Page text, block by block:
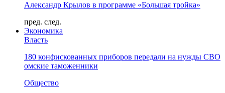
Александр Крылов в программе «Большая тройка»
пред. след.
Экономика
Власть
180 конфискованных приборов передали на нужды СВО
омские таможенники
Общество